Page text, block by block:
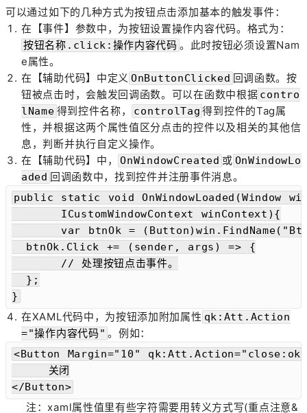
可以通过如下的几种方式为按钮点击添加基本的触发事件：
在【事件】参数中，为按钮设置操作内容代码。格式为：
按钮名称.click:操作内容代码 。此时按钮必须设置Nam
e属性。
在【辅助代码】中定义 OnButtonClicked 回调函数。按
钮被点击时，会触发回调函数。可以在函数中根据 contro
lName 得到控件名称， controlTag 得到控件的Tag属
性，并根据这两个属性值区分点击的控件以及相关的其他信
息，判断并执行自定义操作。
在【辅助代码】中，
OnWindowCreated 或 OnWindowLo
aded 回调函数中，找到控件并注册事件消息。
public static void
  btnOk.Click += (sender, args) => {
  };
}
在XAML代码中，为按钮添加附加属性 qk:Att.Action
="操作内容代码" 。例如：
<Button Margin="10"
     关闭
</Button>
注：xaml属性值里有些字符需要用转义方式写(重点注意&